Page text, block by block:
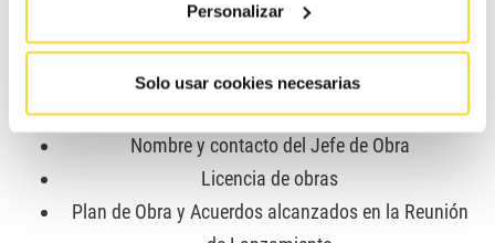
Personalizar
Solo usar cookies necesarias
comunicación eficazcon todos los propietarios. En él
unificamos toda la información útil y la hacemos
accesible, incluyendo:
Nombre y contacto del Jefe de Obra
Licencia de obras
Plan de Obra y Acuerdos alcanzados en la Reunión